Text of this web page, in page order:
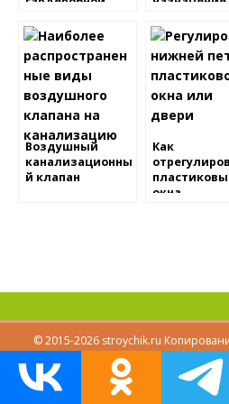
Воздушный
канализационны
й клапан
Как
окна
© 2015-2026 stroychik.ru